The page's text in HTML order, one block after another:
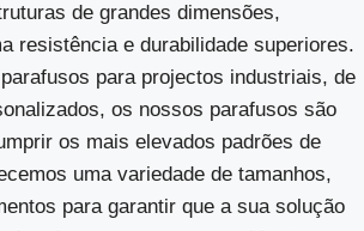
de grandes dimensões,
resistência e durabilidade superiores.
para projectos industriais, de
os nossos parafusos são
os mais elevados padrões de
uma variedade de tamanhos,
para garantir que a sua solução